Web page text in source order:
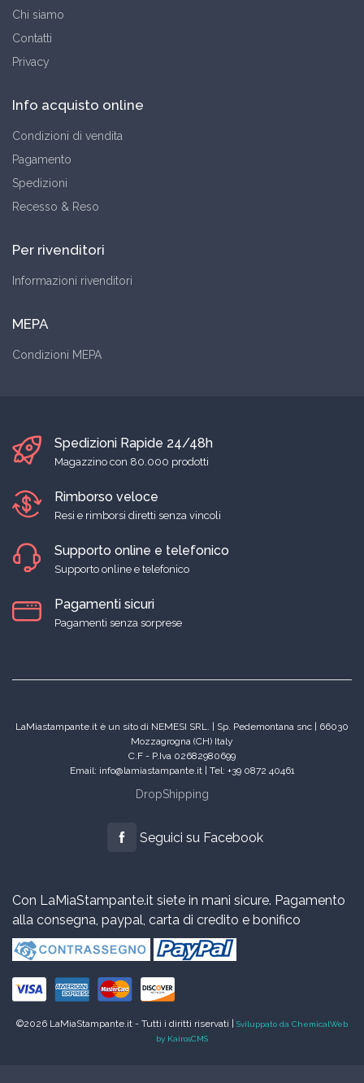
Chi siamo
Contatti
Privacy
Info acquisto online
Condizioni di vendita
Pagamento
Spedizioni
Recesso & Reso
Per rivenditori
Informazioni rivenditori
MEPA
Condizioni MEPA
Spedizioni Rapide 24/48h
Magazzino con 80.000 prodotti
Rimborso veloce
Resi e rimborsi diretti senza vincoli
Supporto online e telefonico
Supporto online e telefonico
Pagamenti sicuri
Pagamenti senza sorprese
LaMiastampante.it è un sito di NEMESI SRL. | Sp. Pedemontana snc | 66030
Mozzagrogna (CH) Italy
C.F - P.Iva 02682980699
Email: info@lamiastampante.it | Tel: +39 0872 40461
DropShipping
Seguici su Facebook
Con LaMiaStampante.it siete in mani sicure. Pagamento
alla consegna, paypal, carta di credito e bonifico
©2026 LaMiaStampante.it - Tutti i diritti riservati |
Sviluppato da ChemicalWeb
by KairosCMS